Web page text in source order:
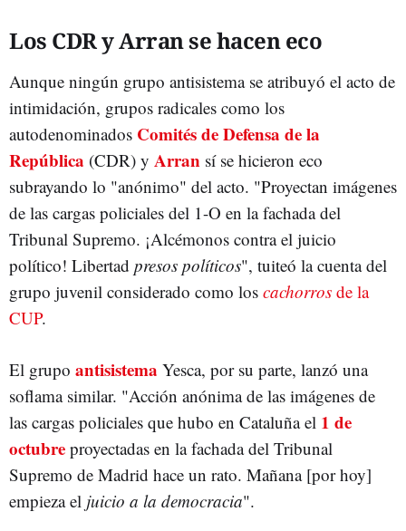
Los CDR y Arran se hacen eco
Aunque ningún grupo antisistema se atribuyó el acto de
intimidación, grupos radicales como los
autodenominados Comités de Defensa de la
República (CDR) y Arran sí se hicieron eco
subrayando lo "anónimo" del acto. "Proyectan imágenes
de las cargas policiales del 1-O en la fachada del
Tribunal Supremo. ¡Alcémonos contra el juicio
político! Libertad presos políticos", tuiteó la cuenta del
grupo juvenil considerado como los cachorros de la
CUP.
El grupo antisistema Yesca, por su parte, lanzó una
soflama similar. "Acción anónima de las imágenes de
las cargas policiales que hubo en Cataluña el 1 de
octubre proyectadas en la fachada del Tribunal
Supremo de Madrid hace un rato. Mañana [por hoy]
empieza el juicio a la democracia".